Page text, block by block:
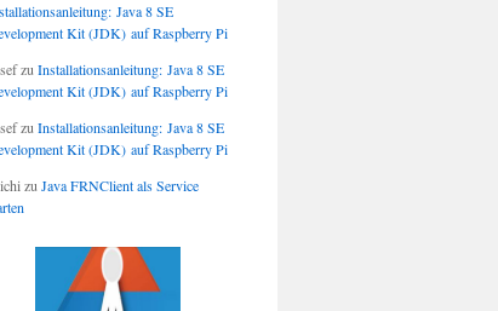
Java 8 SE
Kit (JDK) auf Raspberry Pi
zu Installationsanleitung: Java 8 SE
Kit (JDK) auf Raspberry Pi
zu Installationsanleitung: Java 8 SE
Kit (JDK) auf Raspberry Pi
zu Java FRNClient als Service